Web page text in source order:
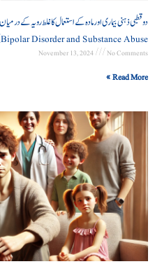
Bipolar Disorder and Substance Abuse)
November 13, 2024 No Comments
Read More »